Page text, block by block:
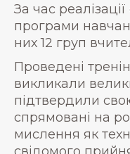
За час
програми
них 12 груп
Проведені
викликали
підтвердили
спрямовані на
мислення як
свідомого